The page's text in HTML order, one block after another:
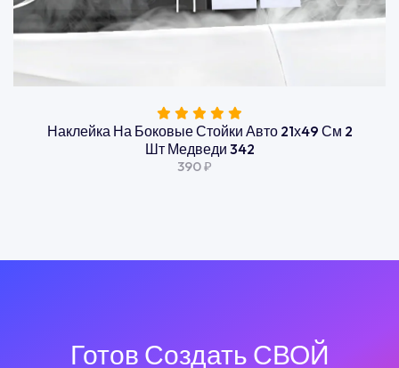
Наклейка На Боковые Стойки Авто 21х49 См 2
Шт Медведи 342
390 ₽
Готов Создать СВОЙ